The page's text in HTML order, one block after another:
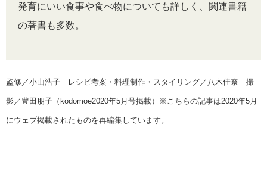
発育にいい食事や食べ物についても詳しく、関連書籍
の著書も多数。
監修／小山浩子 レシピ考案・料理制作・スタイリング／八木佳奈 撮
影／豊田朋子（kodomoe2020年5月号掲載）※こちらの記事は2020年5月
にウェブ掲載されたものを再編集しています。